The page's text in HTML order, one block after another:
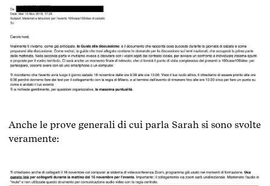
Anche le prove generali di cui parla Sarah si sono svolte
veramente: